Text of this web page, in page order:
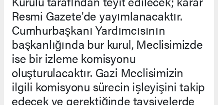
Resmi Gazete'de yayımlanacaktır.
Cumhurbaşkanı Yardımcısının
başkanlığında bur kurul, Meclisimizde
ise bir izleme komisyonu
oluşturulacaktır. Gazi Meclisimizin
ilgili komisyonu sürecin işleyişini takip
edecek ve gerektiğinde tavsiyelerde